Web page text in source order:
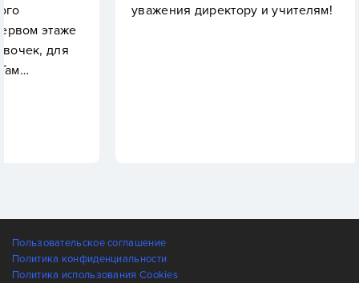
уважения директору и учителям!
Пользовательское соглашение
Политика конфиденциальности
Политика использования Cookies